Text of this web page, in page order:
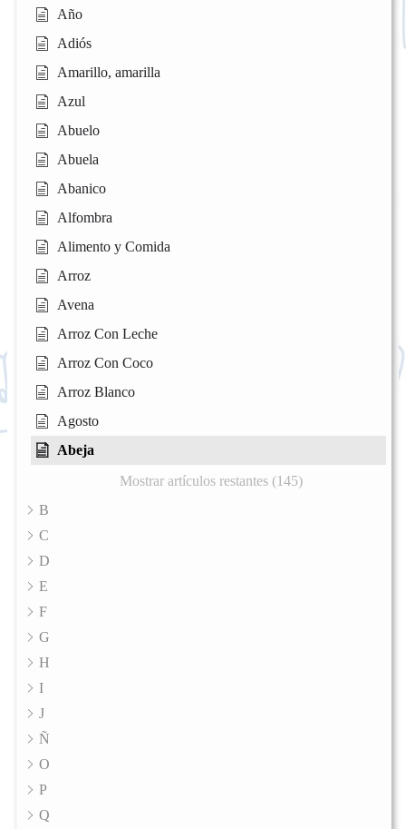
Año
Adiós
Amarillo, amarilla
Azul
Abuelo
Abuela
Abanico
Alfombra
Alimento y Comida
Arroz
Avena
Arroz Con Leche
Arroz Con Coco
Arroz Blanco
Agosto
Abeja
Mostrar artículos restantes (145)
B
C
D
E
F
G
H
I
J
Ñ
O
P
Q